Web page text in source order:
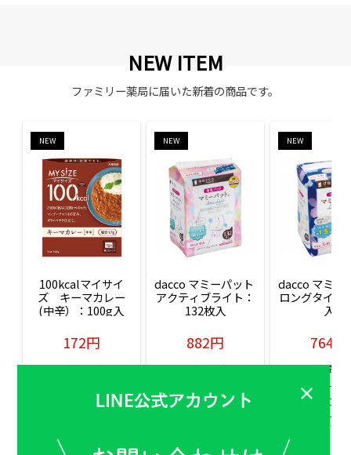
NEW ITEM
ファミリー薬局に届いた新着の商品です。
NEW
100kcalマイサイ
ズ　キーマカレー
(中辛）：100g入
172円
販売価格(税込)
NEW
dacco マミーパット
アクティブライト：
132枚入
882円
販売価格(税込)
NEW
dacco マミー
ロングタイム
入
764円
販売価格(税